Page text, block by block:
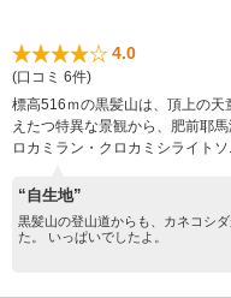
4.0
(口コミ 6件)
標高516ｍの黒髪山は、頂上の
えたつ特異な景観から、肥前耶
ロカミラン・クロカミシライトソ
“自生地”
黒髪山の登山道からも、カネコシ
た。 いっぱいでしたよ。